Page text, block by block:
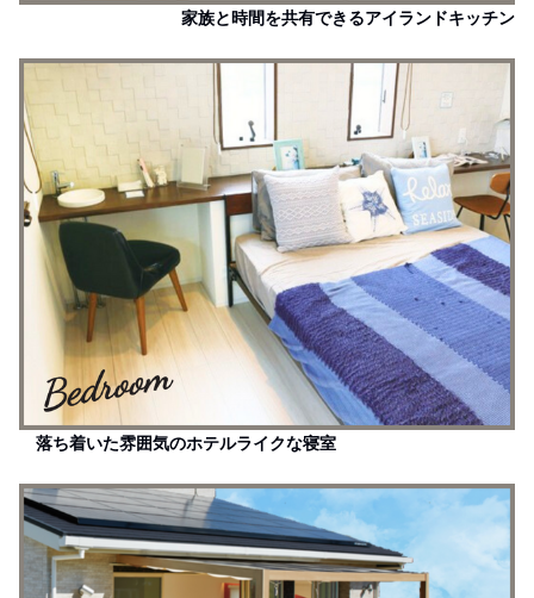
家族と時間を共有できるアイランドキッチン
落ち着いた雰囲気のホテルライクな寝室